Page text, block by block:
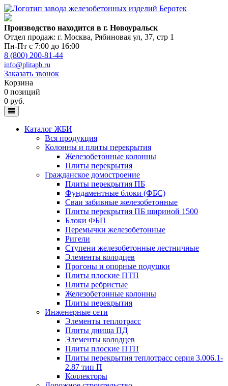
Производство находится в г. Новоуральск
Отдел продаж: г. Москва, Рябиновая ул, 37, стр 1
Пн-Пт с 7:00 до 16:00
8 (800) 200-81-44
info@plitapb.ru
Заказать звонок
Корзина
0 позиций
0 руб.
Каталог ЖБИ
Вся продукция
Колонны и плиты перекрытия
Железобетонные колонны
Плиты перекрытия
Гражданское домостроение
Плиты перекрытия ПБ
Фундаментные блоки (ФБС)
Сваи забивные железобетонные
Плиты перекрытия ПБ шириной 1500
Блоки ФБП
Перемычки железобетонные
Ригели
Ступени железобетонные лестничные
Элементы колодцев
Прогоны и опорные подушки
Плиты плоские ПТП
Плиты ребристые
Железобетонные колонны
Плиты перекрытия
Инженерные сети
Элементы теплотрасс
Плиты днища ПД
Элементы колодцев
Плиты плоские ПТП
Плиты перекрытия теплотрасс серия 3.006.1-
2.87 тип П
Коллекторы